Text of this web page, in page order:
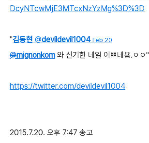
DcyNTcwMjE3MTcxNzYzMg%3D%3D
"김동현 @devildevil1004 Feb 20
@mignonkom 와 신기한 네일 이쁘네욤.ㅇㅇ"
https://twitter.com/devildevil1004
2015.7.20. 오후 7:47 송고